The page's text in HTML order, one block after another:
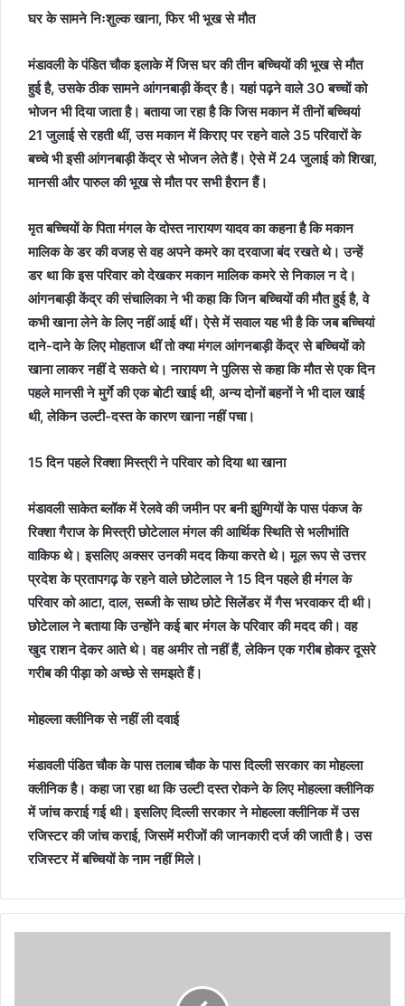
घर के सामने निःशुल्क खाना, फिर भी भूख से मौत
मंडावली के पंडित चौक इलाके में जिस घर की तीन बच्चियों की भूख से मौत
हुई है, उसके ठीक सामने आंगनबाड़ी केंद्र है। यहां पढ़ने वाले 30 बच्चों को
भोजन भी दिया जाता है। बताया जा रहा है कि जिस मकान में तीनों बच्चियां
21 जुलाई से रहती थीं, उस मकान में किराए पर रहने वाले 35 परिवारों के
बच्चे भी इसी आंगनबाड़ी केंद्र से भोजन लेते हैं। ऐसे में 24 जुलाई को शिखा,
मानसी और पारुल की भूख से मौत पर सभी हैरान हैं।
मृत बच्चियों के पिता मंगल के दोस्त नारायण यादव का कहना है कि मकान
मालिक के डर की वजह से वह अपने कमरे का दरवाजा बंद रखते थे। उन्हें
डर था कि इस परिवार को देखकर मकान मालिक कमरे से निकाल न दे।
आंगनबाड़ी केंद्र की संचालिका ने भी कहा कि जिन बच्चियों की मौत हुई है, वे
कभी खाना लेने के लिए नहीं आई थीं। ऐसे में सवाल यह भी है कि जब बच्चियां
दाने-दाने के लिए मोहताज थीं तो क्या मंगल आंगनबाड़ी केंद्र से बच्चियों को
खाना लाकर नहीं दे सकते थे। नारायण ने पुलिस से कहा कि मौत से एक दिन
पहले मानसी ने मुर्गे की एक बोटी खाई थी, अन्य दोनों बहनों ने भी दाल खाई
थी, लेकिन उल्टी-दस्त के कारण खाना नहीं पचा।
15 दिन पहले रिक्शा मिस्त्री ने परिवार को दिया था खाना
मंडावली साकेत ब्लॉक में रेलवे की जमीन पर बनी झुग्गियों के पास पंकज के
रिक्शा गैराज के मिस्त्री छोटेलाल मंगल की आर्थिक स्थिति से भलीभांति
वाकिफ थे। इसलिए अक्सर उनकी मदद किया करते थे। मूल रूप से उत्तर
प्रदेश के प्रतापगढ़ के रहने वाले छोटेलाल ने 15 दिन पहले ही मंगल के
परिवार को आटा, दाल, सब्जी के साथ छोटे सिलेंडर में गैस भरवाकर दी थी।
छोटेलाल ने बताया कि उन्होंने कई बार मंगल के परिवार की मदद की। वह
खुद राशन देकर आते थे। वह अमीर तो नहीं हैं, लेकिन एक गरीब होकर दूसरे
गरीब की पीड़ा को अच्छे से समझते हैं।
मोहल्ला क्लीनिक से नहीं ली दवाई
मंडावली पंडित चौक के पास तलाब चौक के पास दिल्ली सरकार का मोहल्ला
क्लीनिक है। कहा जा रहा था कि उल्टी दस्त रोकने के लिए मोहल्ला क्लीनिक
में जांच कराई गई थी। इसलिए दिल्ली सरकार ने मोहल्ला क्लीनिक में उस
रजिस्टर की जांच कराई, जिसमें मरीजों की जानकारी दर्ज की जाती है। उस
रजिस्टर में बच्चियों के नाम नहीं मिले।